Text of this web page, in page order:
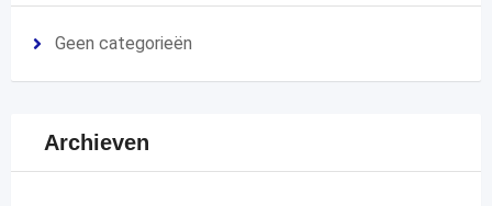
Geen categorieën
Archieven